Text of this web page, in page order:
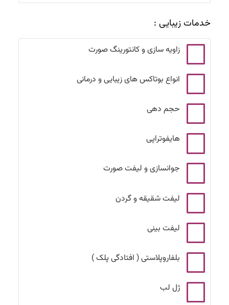
خدمات زیبایی :
زاویه سازی و کانتورینگ صورت
انواع بوتاکس های زیبایی و درمانی
حجم دهی
هایفوتراپی
جوانسازی و لیفت صورت
لیفت شقیقه و گردن
لیفت بینی
بلفاروپلاستی ( افتادگی پلک )
ژل لب